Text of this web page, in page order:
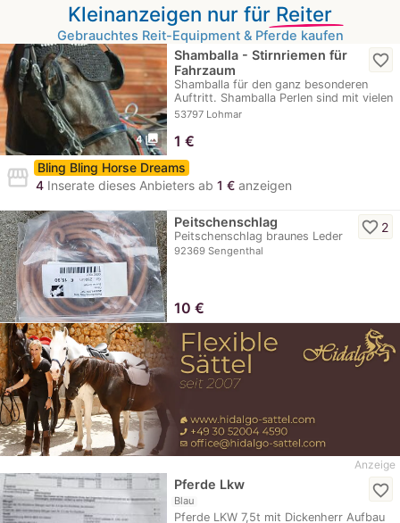
Kleinanzeigen nur für Reiter
Gebrauchtes Reit-Equipment & Pferde kaufen
4 photo_library
Shamballa - Stirnriemen für
Fahrzaum
Shamballa für den ganz besonderen
Auftritt. Shamballa Perlen sind mit vielen
kleinen…
53797 Lohmar
favorite_border
1 €
storefront
Bling Bling Horse Dreams
4 Inserate dieses Anbieters ab 1 € anzeigen
Peitschenschlag
Peitschenschlag braunes Leder
92369 Sengenthal
favorite_border 2
10 €
Anzeige
Pferde Lkw
Blau
Pferde LKW 7,5t mit Dickenherr Aufbau
favorite_border